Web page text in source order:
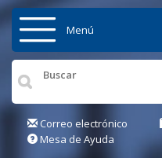
Pasar al contenido principal
Inicio
Institución
Menú
Correo electrónico
Mesa de Ayuda